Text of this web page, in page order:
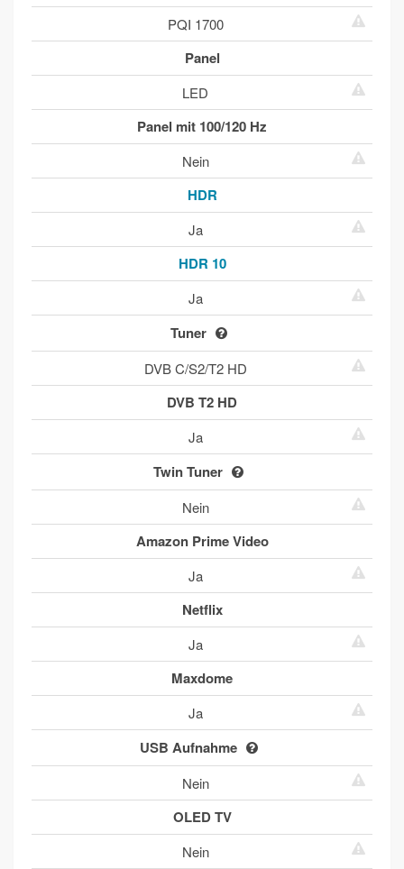
PQI 1700
Panel
LED
Panel mit 100/120 Hz
Nein
HDR
Ja
HDR 10
Ja
Tuner
DVB C/S2/T2 HD
DVB T2 HD
Ja
Twin Tuner
Nein
Amazon Prime Video
Ja
Netflix
Ja
Maxdome
Ja
USB Aufnahme
Nein
OLED TV
Nein